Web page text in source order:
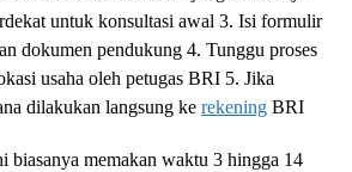
untuk konsultasi awal 3. Isi formulir
dokumen pendukung 4. Tunggu proses
usaha oleh petugas BRI 5. Jika
dilakukan langsung ke rekening BRI
biasanya memakan waktu 3 hingga 14